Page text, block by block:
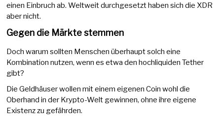
einen Einbruch ab. Weltweit durchgesetzt haben sich die XDR
aber nicht.
Gegen die Märkte stemmen
Doch warum sollten Menschen überhaupt solch eine
Kombination nutzen, wenn es etwa den hochliquiden Tether
gibt?
Die Geldhäuser wollen mit einem eigenen Coin wohl die
Oberhand in der Krypto-Welt gewinnen, ohne ihre eigene
Existenz zu gefährden.